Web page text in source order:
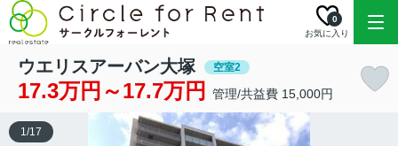
お気に入り
0
ウエリスアーバン大塚 空室2
17.3万円～17.7万円 管理/共益費 15,000円
1/17